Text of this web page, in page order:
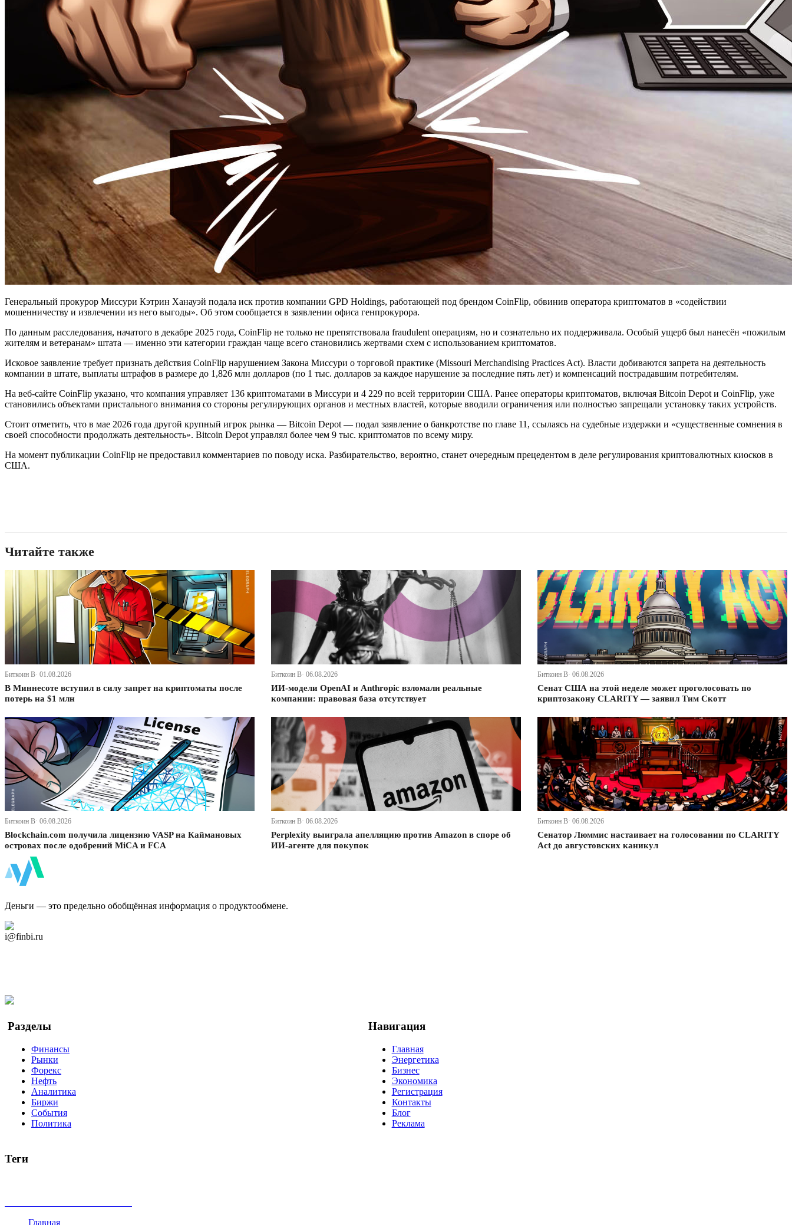
Генеральный прокурор Миссури Кэтрин Ханауэй подала иск против компании GPD Holdings, работающей под брендом CoinFlip, обвинив оператора криптоматов в «содействии
мошенничеству и извлечении из него выгоды». Об этом сообщается в заявлении офиса генпрокурора.
По данным расследования, начатого в декабре 2025 года, CoinFlip не только не препятствовала fraudulent операциям, но и сознательно их поддерживала. Особый ущерб был нанесён «пожилым
жителям и ветеранам» штата — именно эти категории граждан чаще всего становились жертвами схем с использованием криптоматов.
Исковое заявление требует признать действия CoinFlip нарушением Закона Миссури о торговой практике (Missouri Merchandising Practices Act). Власти добиваются запрета на деятельность
компании в штате, выплаты штрафов в размере до 1,826 млн долларов (по 1 тыс. долларов за каждое нарушение за последние пять лет) и компенсаций пострадавшим потребителям.
На веб-сайте CoinFlip указано, что компания управляет 136 криптоматами в Миссури и 4 229 по всей территории США. Ранее операторы криптоматов, включая Bitcoin Depot и CoinFlip, уже
становились объектами пристального внимания со стороны регулирующих органов и местных властей, которые вводили ограничения или полностью запрещали установку таких устройств.
Стоит отметить, что в мае 2026 года другой крупный игрок рынка — Bitcoin Depot — подал заявление о банкротстве по главе 11, ссылаясь на судебные издержки и «существенные сомнения в
своей способности продолжать деятельность». Bitcoin Depot управлял более чем 9 тыс. криптоматов по всему миру.
На момент публикации CoinFlip не предоставил комментариев по поводу иска. Разбирательство, вероятно, станет очередным прецедентом в деле регулирования криптовалютных киосков в
США.
Читайте также
Биткоин В· 01.08.2026
В Миннесоте вступил в силу запрет на криптоматы после
потерь на $1 млн
Биткоин В· 06.08.2026
ИИ-модели OpenAI и Anthropic взломали реальные
компании: правовая база отсутствует
Биткоин В· 06.08.2026
Сенат США на этой неделе может проголосовать по
криптозакону CLARITY — заявил Тим Скотт
Биткоин В· 06.08.2026
Blockchain.com получила лицензию VASP на Каймановых
островах после одобрений MiCA и FCA
Биткоин В· 06.08.2026
Perplexity выиграла апелляцию против Amazon в споре об
ИИ-агенте для покупок
Биткоин В· 06.08.2026
Сенатор Люммис настаивает на голосовании по CLARITY
Act до августовских каникул
Деньги — это предельно обобщённая информация о продуктообмене.
i@finbi.ru
Разделы
Финансы
Рынки
Форекс
Нефть
Аналитика
Биржи
События
Политика
Навигация
Главная
Энергетика
Бизнес
Экономика
Регистрация
Контакты
Блог
Реклама
Теги
Главная